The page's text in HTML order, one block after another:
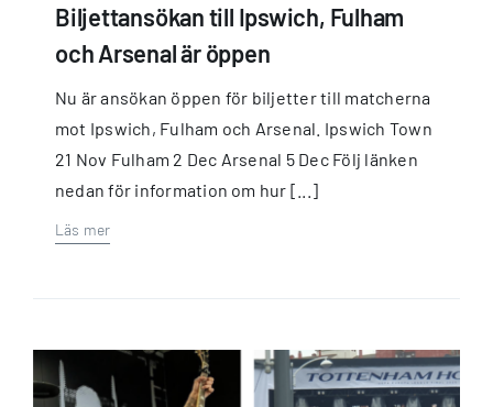
Biljettansökan till Ipswich, Fulham
och Arsenal är öppen
Nu är ansökan öppen för biljetter till matcherna
mot Ipswich, Fulham och Arsenal. Ipswich Town
21 Nov Fulham 2 Dec Arsenal 5 Dec Följ länken
nedan för information om hur [...]
Läs mer